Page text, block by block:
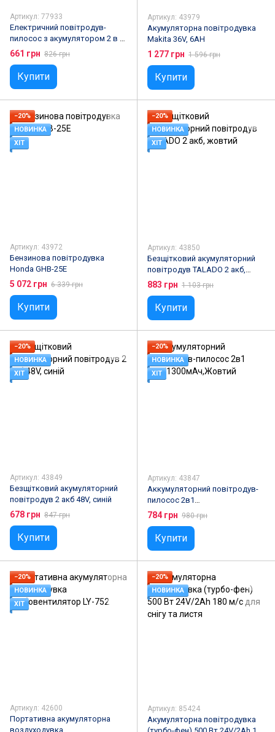
Артикул: 77933
Електричний повітродув-
пилосос з акумулятором 2 в 1
BLOWER LY-4
661 грн 826 грн
Купити
Артикул: 43979
Акумуляторна повітродувка
Makita 36V, 6AH
1 277 грн 1 596 грн
Купити
−20%
НОВИНКА
ХІТ
Артикул: 43972
Бензинова повітродувка
Honda GHB-25E
5 072 грн 6 339 грн
Купити
−20%
НОВИНКА
ХІТ
Артикул: 43850
Безщітковий акумуляторний
повітродув TALADO 2 акб,
жовтий
883 грн 1 103 грн
Купити
−20%
НОВИНКА
ХІТ
Артикул: 43849
Безщітковий акумуляторний
повітродув 2 акб 48V, синій
678 грн 847 грн
Купити
−20%
НОВИНКА
ХІТ
Артикул: 43847
Аккумуляторний повітродув-
пилосос 2в1
24V/1300мАч,Жовтий
784 грн 980 грн
Купити
−20%
НОВИНКА
ХІТ
Артикул: 42600
Портативна акумуляторна
воздуходувка
−20%
НОВИНКА
Артикул: 85424
Акумуляторна повітродувка